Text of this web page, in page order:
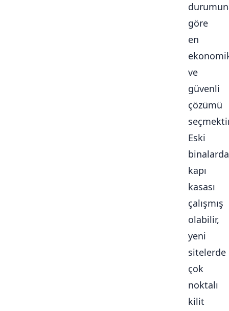
göre
en
ve
güvenli
çözümü
Eski
binalarda
kapı
kasası
çalışmış
olabilir,
yeni
sitelerde
çok
noktalı
kilit